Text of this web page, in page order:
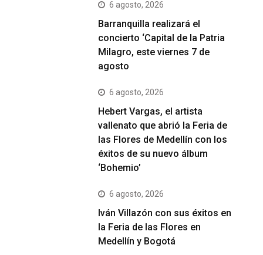
6 agosto, 2026
Barranquilla realizará el
concierto ‘Capital de la Patria
Milagro, este viernes 7 de
agosto
6 agosto, 2026
Hebert Vargas, el artista
vallenato que abrió la Feria de
las Flores de Medellín con los
éxitos de su nuevo álbum
‘Bohemio’
6 agosto, 2026
Iván Villazón con sus éxitos en
la Feria de las Flores en
Medellín y Bogotá